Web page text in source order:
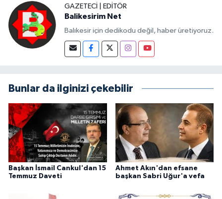
GAZETECI | EDITÖR
Balikesirim Net
Balıkesir için dedikodu değil, haber üretiyoruz.
Bunlar da ilginizi çekebilir
Başkan İsmail Cankul'dan 15
Temmuz Daveti
Ahmet Akın'dan efsane
başkan Sabri Uğur'a vefa